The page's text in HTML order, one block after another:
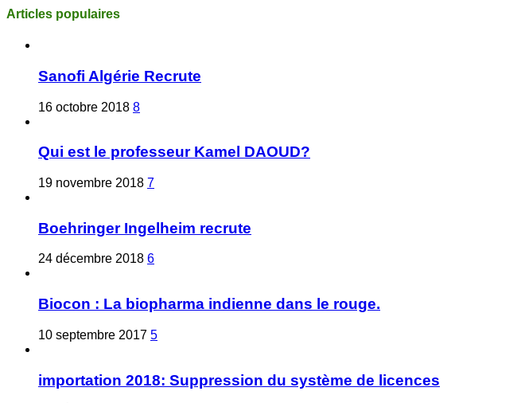
Articles populaires
Sanofi Algérie Recrute
16 octobre 2018 8
Qui est le professeur Kamel DAOUD?
19 novembre 2018 7
Boehringer Ingelheim recrute
24 décembre 2018 6
Biocon : La biopharma indienne dans le rouge.
10 septembre 2017 5
importation 2018: Suppression du système de licences